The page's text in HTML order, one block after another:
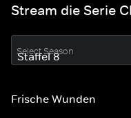
Stream die Serie
Select Season
Frische Wunden